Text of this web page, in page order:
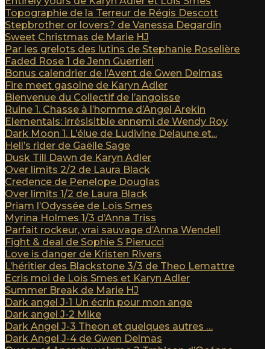
Topographie de la Terreur de Régis Descott
Stepbrother or lovers? de Vanessa Degardin
Sweet Christmas de Marie HJ
Par les grelots des lutins de Stephanie Roselière
Faded Rose 1 de Jenn Guerrieri
Bonus calendrier de l’Avent de Gwen Delmas
Fire meet gasolne de Karyn Adler
Bienvenue du Collectif de l’angoisse
Ruine 1. Chasse à l’homme d’Angel Arekin
Elementals: irrésisitble ennemi de Wendy Roy
Dark Moon 1. L’élue de Ludivine Delaune et...
Hell’s rider de Gaëlle Sage
Dusk Till Dawn de Karyn Adler
Over limits 2/2 de Laura Black
Credence de Penelope Douglas
Over limits 1/2 de Laura Black
Priam l’Odyssée de Lois Smes
Myrina Holmes 1/3 d’Anna Triss
Parfait rockeur, vrai sauvage d’Anna Wendell
Fight & deal de Sophie S Pierucci
Love is danger de Kristen Rivers
L’héritier des Blackstone 3/3 de Theo Lemattre
Ecris moi de Lois Smes et Karyn Adler
Summer Break de Marie HJ
Dark angel J-1 Un écrin pour mon ange
Dark angel J-2 Mike
Dark Angel J-3 Theon et quelques autres …
Dark Angel J-4 de Gwen Delmas